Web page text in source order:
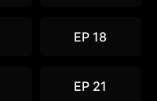
EP 18
EP 21